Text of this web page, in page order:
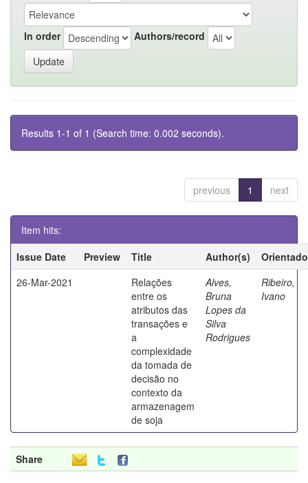
In order Authors/record
Results 1-1 of 1 (Search time: 0.002 seconds).
previous 1 next
Item hits:
Issue Date
Preview Title Author(s)
26-Mar-2021
Relações
entre os
atributos das
transações e
a
complexidade
da tomada de
decisão no
contexto da
armazenagem
de soja
Alves,
Bruna
Lopes da
Silva
Rodrigues
Ribeiro,
Ivano
Share